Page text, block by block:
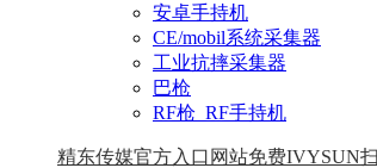
安卓手持机
CE/mobil系统采集器
工业抗摔采集器
巴枪
RF枪_RF手持机
精东传媒官方入口网站免费IVYSUN